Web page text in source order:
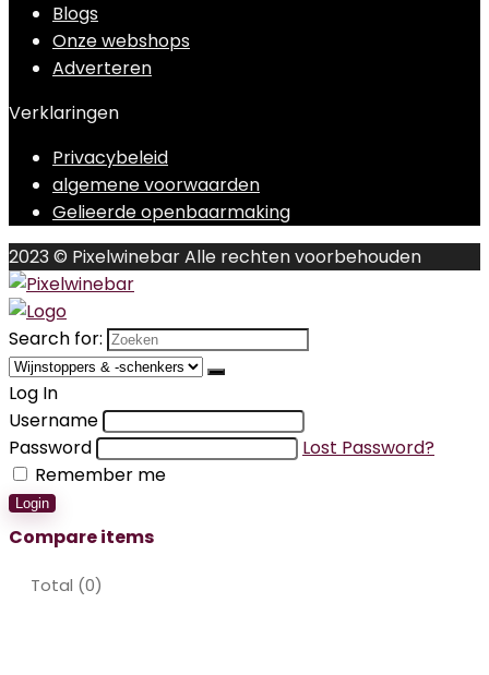
Blogs
Onze webshops
Adverteren
Verklaringen
Privacybeleid
algemene voorwaarden
Gelieerde openbaarmaking
2023 © Pixelwinebar Alle rechten voorbehouden
Search for:
Log In
Username
Password
Lost Password?
Remember me
Login
Compare items
Total (0)